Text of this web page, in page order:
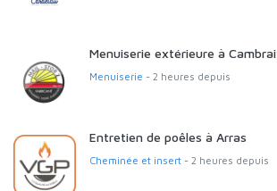
Menuiserie extérieure à Cambrai
Menuiserie - 2 heures depuis
Entretien de poêles à Arras
Cheminée et insert- 2 heures depuis